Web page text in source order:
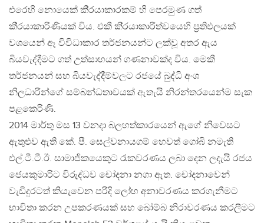
එරෙහි නොයෙක් කි‍්‍රයාකාරකම් හි පෙරමුණ ගත්
කි‍්‍රයාකාරිණියක් විය. එකී කි‍්‍රයාකාරීත්වයෙහි ප‍්‍රතිඵලයක්
වශයෙන් ඈ විවිධාකාර තර්ජනයන්ට ලක්වූ අතර ඇය
බියවැද්දීමට ගත් උත්සාහයන් ගණනාවක්ද විය. මෙකී
තර්ජනයන් සහ බියවැද්දීම්වලට රජයේ බුද්ධි අංශ
නිලධාරීන්ගේ සම්බන්ධතාවයක් ඇතැයි නිරන්තරයෙන්ම සැක
පළකෙරිණි.
2014 මාර්තු මස 13 වනදා බලහත්කාරයෙන් ඇගේ නිවෙසට
ඇතුළුව ඇති කේ. පී. සෙල්වනායගම් හෙවත් ගෝබි නමැති
එල්.ටී.ටී.ඊ. සාමාජිකයෙකුට රැකවරණය ලබා දෙන ලදැයි රජය
ජෙයකුමාරිට විරුද්ධව චෝදනා නගා ඇත. චෝදනාවෙන්
වැඩිදුරටත් කියැවෙන පරිදි ලෝහ අනාවරණය කරගැනීමට
භාවිතා කරන උපකරණයක් සහ බෝම්බ නිරාවරණය කරලීමට